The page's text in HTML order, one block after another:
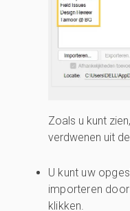
Zoals u kunt
verdwenen uit de
U kunt uw
importeren
klikken.